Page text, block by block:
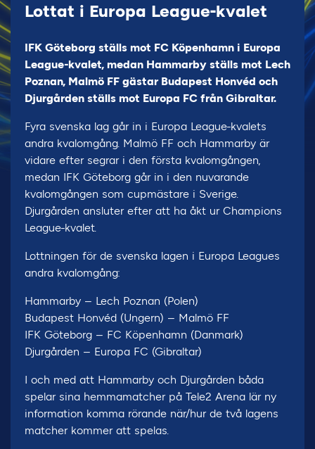
Lottat i Europa League-kvalet
IFK Göteborg ställs mot FC Köpenhamn i Europa
League-kvalet, medan Hammarby ställs mot Lech
Poznan, Malmö FF gästar Budapest Honvéd och
Djurgården ställs mot Europa FC från Gibraltar.
Fyra svenska lag går in i Europa League-kvalets
andra kvalomgång. Malmö FF och Hammarby är
vidare efter segrar i den första kvalomgången,
medan IFK Göteborg går in i den nuvarande
kvalomgången som cupmästare i Sverige.
Djurgården ansluter efter att ha åkt ur Champions
League-kvalet.
Lottningen för de svenska lagen i Europa Leagues
andra kvalomgång:
Hammarby – Lech Poznan (Polen)
Budapest Honvéd (Ungern) – Malmö FF
IFK Göteborg – FC Köpenhamn (Danmark)
Djurgården – Europa FC (Gibraltar)
I och med att Hammarby och Djurgården båda
spelar sina hemmamatcher på Tele2 Arena lär ny
information komma rörande när/hur de två lagens
matcher kommer att spelas.